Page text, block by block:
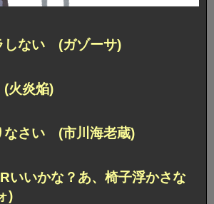
しない (ガゾーサ)
火炎焔)
なさい (市川海老蔵)
いいかな？あ、椅子浮かさな
)